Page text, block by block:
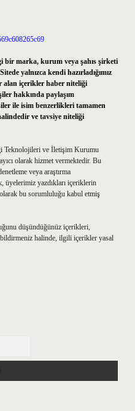
bir marka, kurum veya şahıs şirketi
yalnızca kendi hazırladığımız
alan içerikler haber niteliği
hakkında paylaşım
ile isim benzerlikleri tamamen
ve tavsiye niteliği
Teknolojileri ve İletişim Kurumu
olarak hizmet vermektedir. Bu
veya araştırma
üyelerimiz yazdıkları içeriklerin
bu sorumluluğu kabul etmiş
düşündüğünüz içerikleri,
halinde, ilgili içerikler yasal